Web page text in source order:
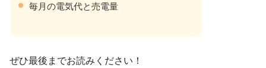
毎月の電気代と売電量
ぜひ最後までお読みください！